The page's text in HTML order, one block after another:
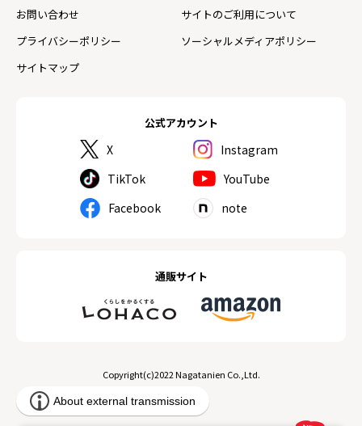
公式アカウント
X
Instagram
TikTok
YouTube
Facebook
note
通販サイト
お問い合わせ
サイトのご利用について
プライバシーポリシー
ソーシャルメディアポリシー
サイトマップ
Copyright(c)2022 Nagatanien Co.,Ltd.